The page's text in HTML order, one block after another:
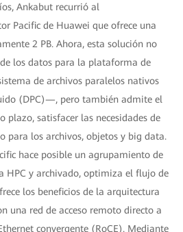
Ankabut recurrió al
Pacific de Huawei que ofrece una
2 PB. Ahora, esta solución no
los datos para la plataforma de
de archivos paralelos nativos
(DPC)—, pero también admite el
plazo, satisfacer las necesidades de
para los archivos, objetos y big data.
hace posible un agrupamiento de
HPC y archivado, optimiza el flujo de
los beneficios de la arquitectura
una red de acceso remoto directo a
convergente (RoCE). Mediante